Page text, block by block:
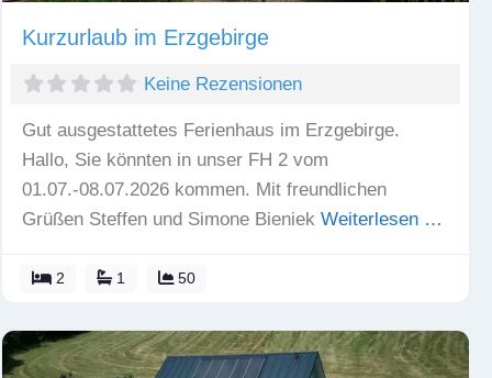
Kurzurlaub im Erzgebirge
Keine Rezensionen
Gut ausgestattetes Ferienhaus im Erzgebirge.
Hallo, Sie könnten in unser FH 2 vom
01.07.-08.07.2026 kommen. Mit freundlichen
Grüßen Steffen und Simone Bieniek Weiterlesen …
2 1 50